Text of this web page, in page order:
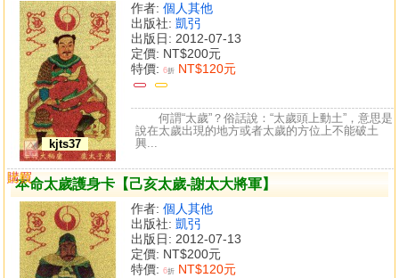
kjts37
作者: 個人其他
出版社: 凱弜
出版日: 2012-07-13
定價: NT$200元
特價: 6折 NT$120元
何謂“太歲”？俗話說：“太歲頭上動土”，意思是
說在太歲出現的地方或者太歲的方位上不能破土
興...
本命太歲護身卡【己亥太歲-謝太大將軍】
作者: 個人其他
出版社: 凱弜
出版日: 2012-07-13
定價: NT$200元
特價: 6折 NT$120元
購買
比較